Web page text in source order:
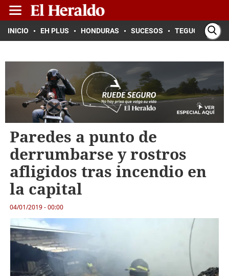
INICIO EH PLUS HONDURAS SUCESOS TEGUCIGALPA
Paredes a punto de
derrumbarse y rostros
afligidos tras incendio en
la capital
04/01/2019 - 00:00